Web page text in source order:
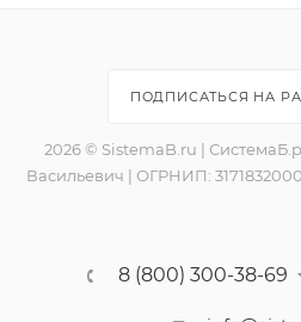
ПОДПИСАТЬСЯ НА
2026 © SistemaB.ru |
Васильевич | ОГРНИП:
8 (800) 300-38-69